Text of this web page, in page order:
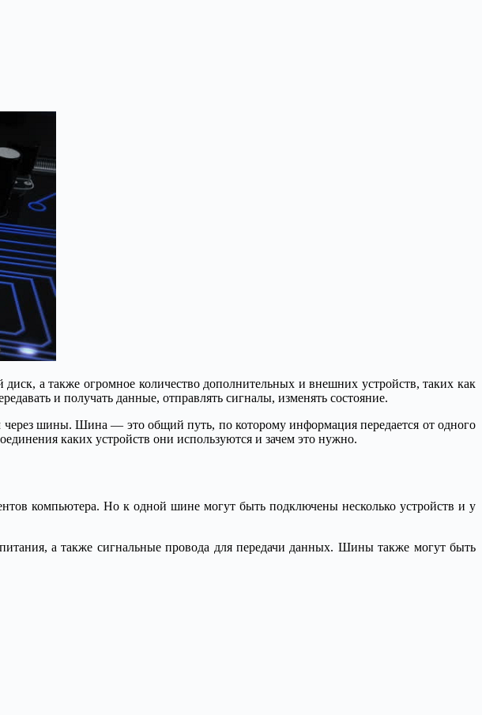
а также огромное количество дополнительных и внешних устройств, таких как
и получать данные, отправлять сигналы, изменять состояние.
через шины. Шина — это общий путь, по которому информация передается от одного
каких устройств они используются и зачем это нужно.
компьютера. Но к одной шине могут быть подключены несколько устройств и у
а также сигнальные провода для передачи данных. Шины также могут быть